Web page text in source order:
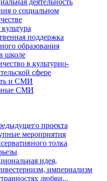
деятельность
о социальном
поддержка
образования
школе
в культурно-
сфере
и СМИ
СМИ
проекта
мероприятия
толка
идея,
империализм
любви...